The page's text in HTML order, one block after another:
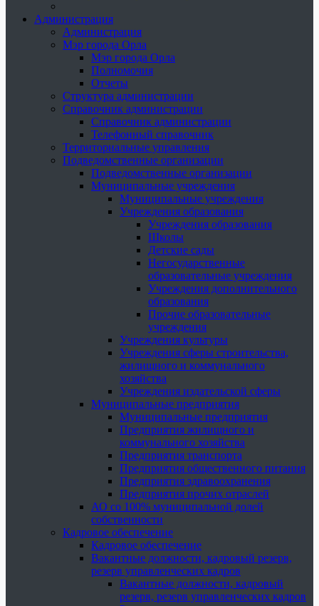
Администрация
Администрация
Мэр города Орла
Мэр города Орла
Полномочия
Отчеты
Структура администрации
Справочник администрации
Справочник администрации
Телефонный справочник
Территориальные управления
Подведомственные организации
Подведомственные организации
Муниципальные учреждения
Муниципальные учреждения
Учреждения образования
Учреждения образования
Школы
Детские сады
Негосударственные
образовательные учреждения
Учреждения дополнительного
образования
Прочие образовательные
учреждения
Учреждения культуры
Учреждения сферы строительства,
жилищного и коммунального
хозяйства
Учреждения издательской сферы
Муниципальные предприятия
Муниципальные предприятия
Предприятия жилищного и
коммунального хозяйства
Предприятия транспорта
Предприятия общественного питания
Предприятия здравоохранения
Предприятия прочих отраслей
АО со 100% муниципальной долей
собственности
Кадровое обеспечение
Кадровое обеспечение
Вакантные должности, кадровый резерв,
резерв управленческих кадров
Вакантные должности, кадровый
резерв, резерв управленческих кадров